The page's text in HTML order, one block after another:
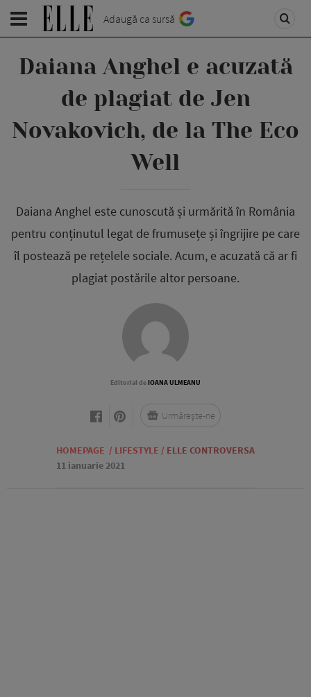
Adaugă ca sursă
Daiana Anghel e acuzată
de plagiat de Jen
Novakovich, de la The Eco
Well
Daiana Anghel este cunoscută și urmărită în România
pentru conținutul legat de frumusețe și îngrijire pe care
îl postează pe rețelele sociale. Acum, e acuzată că ar fi
plagiat postările altor persoane.
Editorial deIOANA ULMEANU
HOMEPAGE / LIFESTYLE / ELLE CONTROVERSA
11 ianuarie 2021
Urmărește-ne